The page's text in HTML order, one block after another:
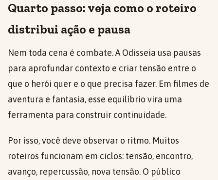
Quarto passo: veja como o roteiro
distribui ação e pausa
Nem toda cena é combate. A Odisseia usa pausas
para aprofundar contexto e criar tensão entre o
que o herói quer e o que precisa fazer. Em filmes de
aventura e fantasia, esse equilíbrio vira uma
ferramenta para construir continuidade.
Por isso, você deve observar o ritmo. Muitos
roteiros funcionam em ciclos: tensão, encontro,
avanço, repercussão, nova tensão. O público